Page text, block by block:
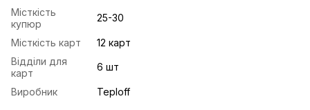
Місткість
купюр
25-30
Місткість карт
12 карт
Відділи для
карт
6 шт
Виробник Teploff